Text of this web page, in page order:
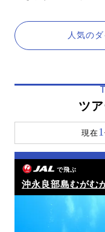
人気の
ツ
現在1
で飛ぶ
沖永良部島むがむ